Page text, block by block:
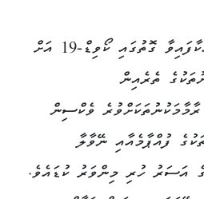
މި ދިރާސާއިން ދައްކާފައިވާ ގޮތުގައި ކޯވިޑް-19 އަށް
ތެރެއިން
ވެކްސިން
ފުއްޕާމެއާއި ނޭވާލާ
އަސަރު ހުރި މިންވަރު ކުޑައެވެ.